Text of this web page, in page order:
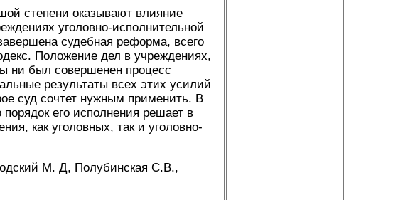
степени оказывают влияние
уголовно-исполнительной
судебная реформа, всего
Положение дел в учреждениях,
ни был совершенен процесс
результаты всех этих усилий
суд сочтет нужным применить. В
его исполнения решает в
как уголовных, так и уголовно-
М. Д, Полубинская С.В.,